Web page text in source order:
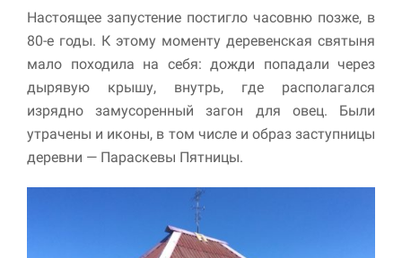
Настоящее запустение постигло часовню позже, в
80-е годы. К этому моменту деревенская святыня
мало походила на себя: дожди попадали через
дырявую крышу, внутрь, где располагался
изрядно замусоренный загон для овец. Были
утрачены и иконы, в том числе и образ заступницы
деревни — Параскевы Пятницы.